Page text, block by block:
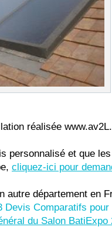
réalisée
personnalisé et que
cliquez-ici pour
autre département en
Devis Comparatifs
du Salon BatiExpo